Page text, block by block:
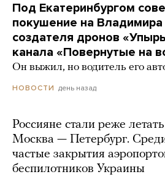
Под Екатеринбургом
покушение на
создателя дронов
канала «Повернутые на
Он выжил, но водитель его
НОВОСТИ день назад
Россияне стали реже
Москва — Петербург.
частые закрытия
беспилотников Украины